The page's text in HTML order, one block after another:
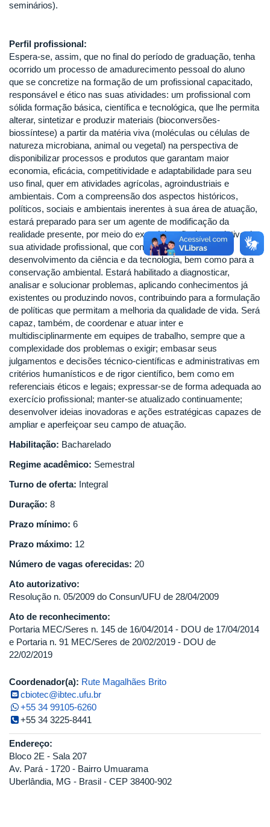
seminários).
Perfil profissional:
Espera-se, assim, que no final do período de graduação, tenha
ocorrido um processo de amadurecimento pessoal do aluno
que se concretize na formação de um profissional capacitado,
responsável e ético nas suas atividades: um profissional com
sólida formação básica, científica e tecnológica, que lhe permita
alterar, sintetizar e produzir materiais (bioconversões-
biossíntese) a partir da matéria viva (moléculas ou células de
natureza microbiana, animal ou vegetal) na perspectiva de
disponibilizar processos e produtos que garantam maior
economia, eficácia, competitividade e adaptabilidade para seu
uso final, quer em atividades agrícolas, agroindustriais e
ambientais. Com a compreensão dos aspectos históricos,
políticos, sociais e ambientais inerentes à sua área de atuação,
estará preparado para ser um agente de modificação da
realidade presente, por meio do exercício reflexivo e criativo de
sua atividade profissional, que contribuirá para o
desenvolvimento da ciência e da tecnologia, bem como para a
conservação ambiental. Estará habilitado a diagnosticar,
analisar e solucionar problemas, aplicando conhecimentos já
existentes ou produzindo novos, contribuindo para a formulação
de políticas que permitam a melhoria da qualidade de vida. Será
capaz, também, de coordenar e atuar inter e
multidisciplinarmente em equipes de trabalho, sempre que a
complexidade dos problemas o exigir; embasar seus
julgamentos e decisões técnico-científicas e administrativas em
critérios humanísticos e de rigor científico, bem como em
referenciais éticos e legais; expressar-se de forma adequada ao
exercício profissional; manter-se atualizado continuamente;
desenvolver ideias inovadoras e ações estratégicas capazes de
ampliar e aperfeiçoar seu campo de atuação.
Habilitação: Bacharelado
Regime acadêmico: Semestral
Turno de oferta: Integral
Duração: 8
Prazo mínimo: 6
Prazo máximo: 12
Número de vagas oferecidas: 20
Ato autorizativo:
Resolução n. 05/2009 do Consun/UFU de 28/04/2009
Ato de reconhecimento:
Portaria MEC/Seres n. 145 de 16/04/2014 - DOU de 17/04/2014
e Portaria n. 91 MEC/Seres de 20/02/2019 - DOU de
22/02/2019
Coordenador(a): Rute Magalhães Brito
cbiotec@ibtec.ufu.br
+55 34 99105-6260
+55 34 3225-8441
Endereço:
Bloco 2E - Sala 207
Av. Pará - 1720 - Bairro Umuarama
Uberlândia, MG - Brasil - CEP 38400-902